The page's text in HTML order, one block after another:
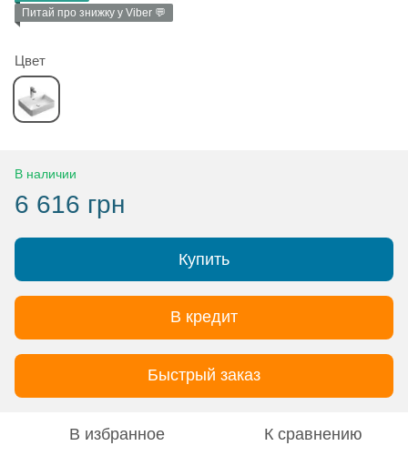
Питай про знижку у Viber 💬
Цвет
В наличии
6 616 грн
Купить
В кредит
Быстрый заказ
В избранное К сравнению